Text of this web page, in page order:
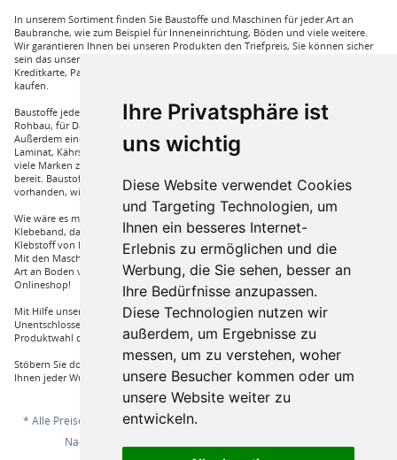
Ihre Privatsphäre ist
uns wichtig
Diese Website verwendet Cookies
und Targeting Technologien, um
Ihnen ein besseres Internet-
Erlebnis zu ermöglichen und die
Werbung, die Sie sehen, besser an
Ihre Bedürfnisse anzupassen.
Diese Technologien nutzen wir
außerdem, um Ergebnisse zu
messen, um zu verstehen, woher
unsere Besucher kommen oder um
unsere Website weiter zu
entwickeln.
In unserem Sortiment finden Sie Baustoffe und Maschinen für jeder Art an
Baubranche, wie zum Beispiel für Inneneinrichtung, Böden und viele weitere.
Wir garantieren Ihnen bei unseren Produkten den Triefpreis, Sie können sicher
sein das unsere Preisangebote die besten sind. Sie können bei uns mit
Kreditkarte, Paypal und auch mit Vorkasse bei uns auf Rechnung Baustoffe
kaufen.
Baustoffe jeder Art die sie für ihren Haus benötigen, wie beispielsweise für den
Rohbau, für Dämmungen für ihr Haus und für den Innenausbau. Wir führen
Außerdem eine große Auswahl an Bodenbelägen wie GUNREBEN Parkett, JOKA
Laminat, Kährs Parkett, Pardor Laminat, PCV Boden der Marke Wefloor und
viele Marken zu Fliesen, hierzu steht unser Service Team aus Fachprofis zur Hilfe
bereit. Baustoffe für den Außenbereich haben wir ebenso in unserem Sortiment
vorhanden, wie Dachfenster, Gartenhäuser und auch diverse Zäune.
Wie wäre es mit Klebstoffe von Uzin, wie zum Beispiel das Aluminium
Klebeband, dass Sie auch bei hoher Hitze einsetzen können oder auch ein
Klebstoff von Bona, dass für verkleben von Massivholzdielen in Einsatz kommt.
Mit den Maschinen von Wolff und Janser können sie im Handumdrehen jeder
Art an Boden verarbeiten. Vieles mehr an Marken und Artikel nur bei uns im
Onlineshop!
Mit Hilfe unserer Service Hotline sind Sie nur mit einem Anruf von ihrer
Unentschlossenheit erlöst und bekommen von einem Fachprofi die beste
Produktwahl die für sie relevant ist.
Stöbern Sie doch einfach durch unserem Sortiment und Sie werden sehen, dass
Ihnen jeder Wunsch erfüllt wird.
* Alle Preise inkl. gesetzl. Mehrwertsteuer zzgl.
Nachnahmegebühren, wenn nicht anders beschrieben